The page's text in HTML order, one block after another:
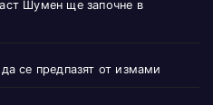
Шумен ще започне в
се предпазят от измами